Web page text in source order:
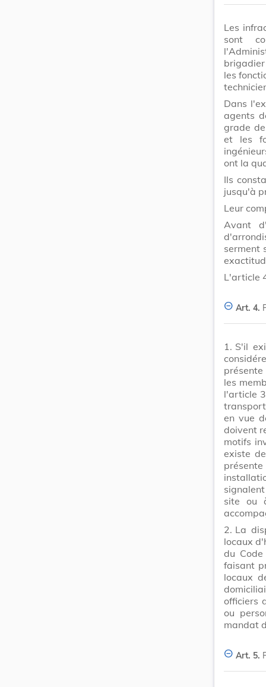
Les
sont
les
Dans
agents
grade
et les
ont la
Ils
jusqu'à
Leur
Avant
serment
L'article
Art. 4.
1. S'il
les
l'article
en vue
doivent
motifs
existe
site ou
2. La
locaux
du
faisant
locaux
officiers
ou
mandat
Art. 5.